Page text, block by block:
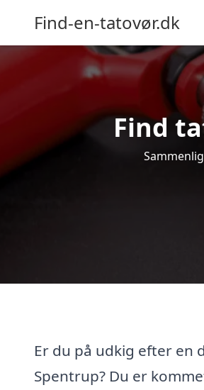
Find-en-tatovør.dk
Find
Er du på udkig efter en
Spentrup? Du er